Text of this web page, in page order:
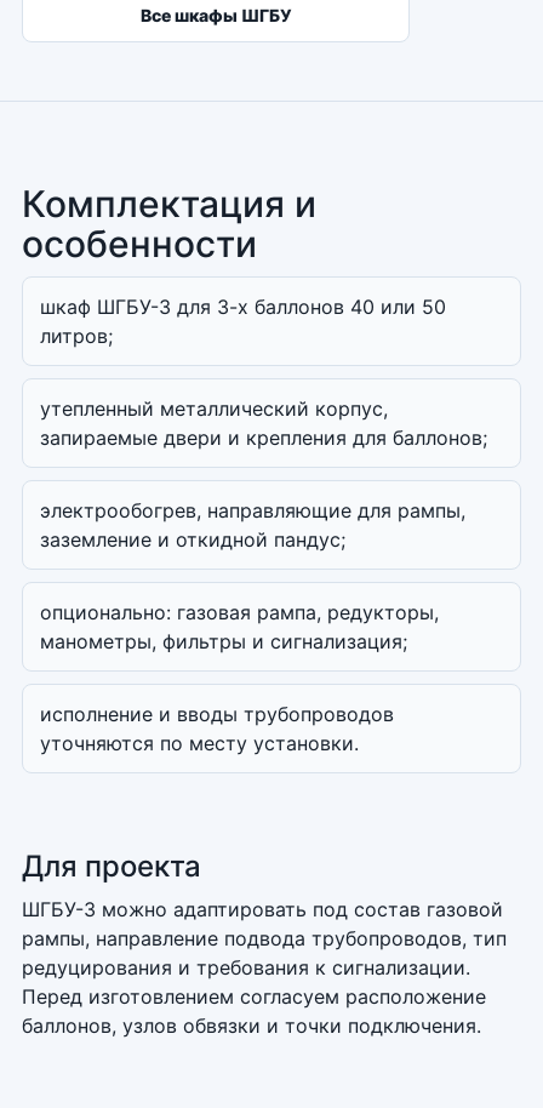
Все шкафы ШГБУ
Комплектация и
особенности
шкаф ШГБУ-3 для 3-х баллонов 40 или 50
литров;
утепленный металлический корпус,
запираемые двери и крепления для баллонов;
электрообогрев, направляющие для рампы,
заземление и откидной пандус;
опционально: газовая рампа, редукторы,
манометры, фильтры и сигнализация;
исполнение и вводы трубопроводов
уточняются по месту установки.
Для проекта
ШГБУ-3 можно адаптировать под состав газовой
рампы, направление подвода трубопроводов, тип
редуцирования и требования к сигнализации.
Перед изготовлением согласуем расположение
баллонов, узлов обвязки и точки подключения.